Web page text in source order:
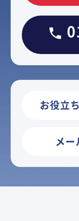
お役立
メ